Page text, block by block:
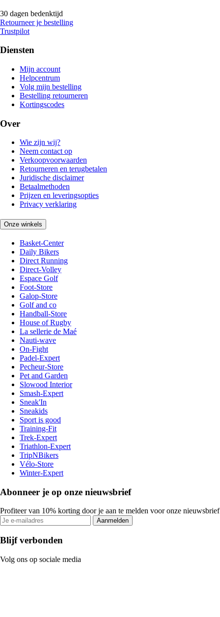
30 dagen bedenktijd
Retourneer je bestelling
Trustpilot
Diensten
Mijn account
Helpcentrum
Volg mijn bestelling
Bestelling retourneren
Kortingscodes
Over
Wie zijn wij?
Neem contact op
Verkoopvoorwaarden
Retourneren en terugbetalen
Juridische disclaimer
Betaalmethoden
Prijzen en leveringsopties
Privacy verklaring
Onze winkels
Basket-Center
Daily Bikers
Direct Running
Direct-Volley
Espace Golf
Foot-Store
Galop-Store
Golf and co
Handball-Store
House of Rugby
La sellerie de Maé
Nauti-wave
On-Fight
Padel-Expert
Pecheur-Store
Pet and Garden
Slowood Interior
Smash-Expert
Sneak'In
Sneakids
Sport is good
Training-Fit
Trek-Expert
Triathlon-Expert
TripNBikers
Vélo-Store
Winter-Expert
Abonneer je op onze nieuwsbrief
Profiteer van 10% korting door je aan te melden voor onze nieuwsbrief
Aanmelden
Blijf verbonden
Volg ons op sociale media